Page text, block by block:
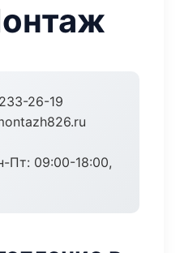
26-19
Пт: 09:00-18:00,